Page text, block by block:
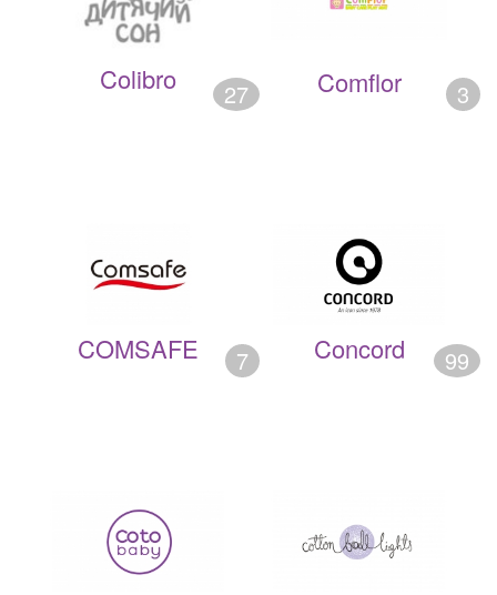
27
Colibro 3
Comflor
7
COMSAFE 99
Concord